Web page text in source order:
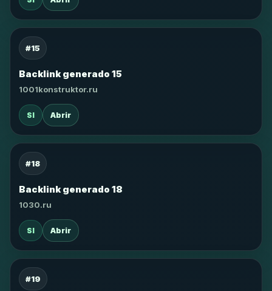
#15
Backlink generado 15
1001konstruktor.ru
SI Abrir
#18
Backlink generado 18
1030.ru
SI Abrir
#19